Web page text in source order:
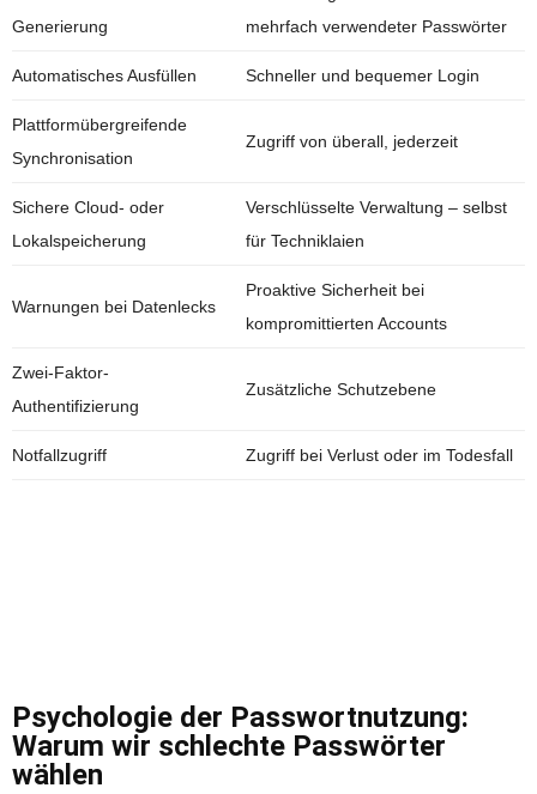
Generierung
mehrfach verwendeter Passwörter
Automatisches Ausfüllen Schneller und bequemer Login
Plattformübergreifende
Synchronisation
Zugriff von überall, jederzeit
Sichere Cloud- oder
Lokalspeicherung
Verschlüsselte Verwaltung – selbst
für Techniklaien
Warnungen bei Datenlecks
Proaktive Sicherheit bei
kompromittierten Accounts
Zwei-Faktor-
Authentifizierung
Zusätzliche Schutzebene
Notfallzugriff Zugriff bei Verlust oder im Todesfall
Psychologie der Passwortnutzung:
Warum wir schlechte Passwörter
wählen